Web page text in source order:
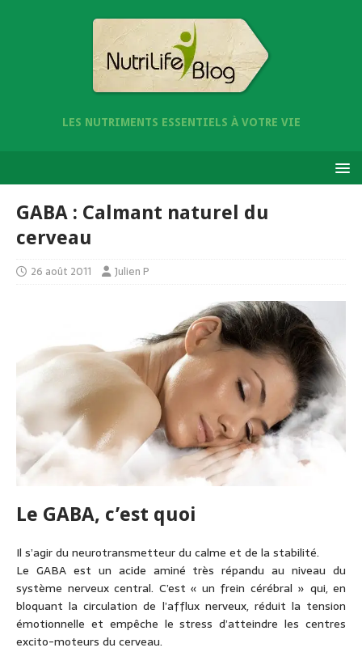
LES NUTRIMENTS ESSENTIELS À VOTRE VIE
GABA : Calmant naturel du
cerveau
26 août 2011 Julien P
Le GABA, c’est quoi
Il s’agir du neurotransmetteur du calme et de la stabilité.
Le GABA est un acide aminé très répandu au niveau du
système nerveux central. C’est « un frein cérébral » qui, en
bloquant la circulation de l’afflux nerveux, réduit la tension
émotionnelle et empêche le stress d’atteindre les centres
excito-moteurs du cerveau.